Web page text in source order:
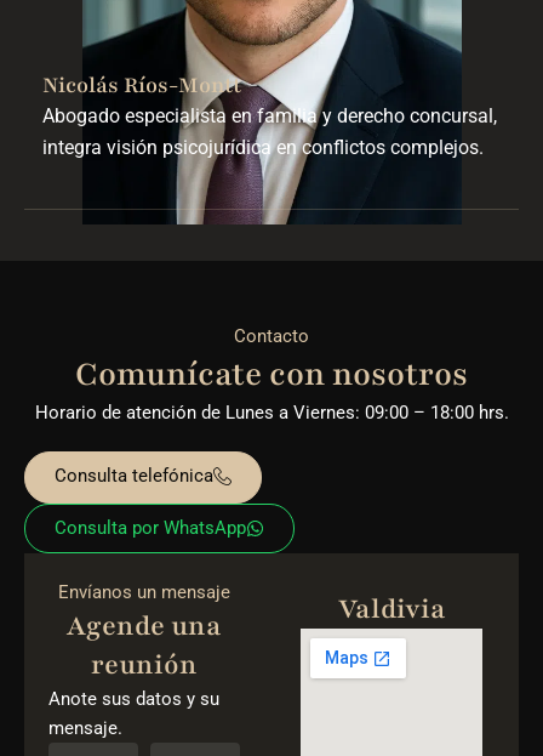
Nicolás Ríos-Montt
Abogado especialista en familia y derecho concursal,
integra visión psicojurídica en conflictos complejos.
Contacto
Comunícate con nosotros
Horario de atención de Lunes a Viernes: 09:00 – 18:00 hrs.
Consulta telefónica
Consulta por WhatsApp
Envíanos un mensaje
Agende una
reunión
Anote sus datos y su
mensaje.
Valdivia